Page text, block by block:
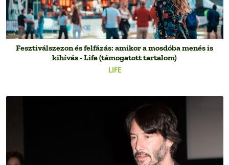
LIFE
Fesztiválszezon és felfázás: amikor a mosdóba menés is
kihívás - Life (támogatott tartalom)